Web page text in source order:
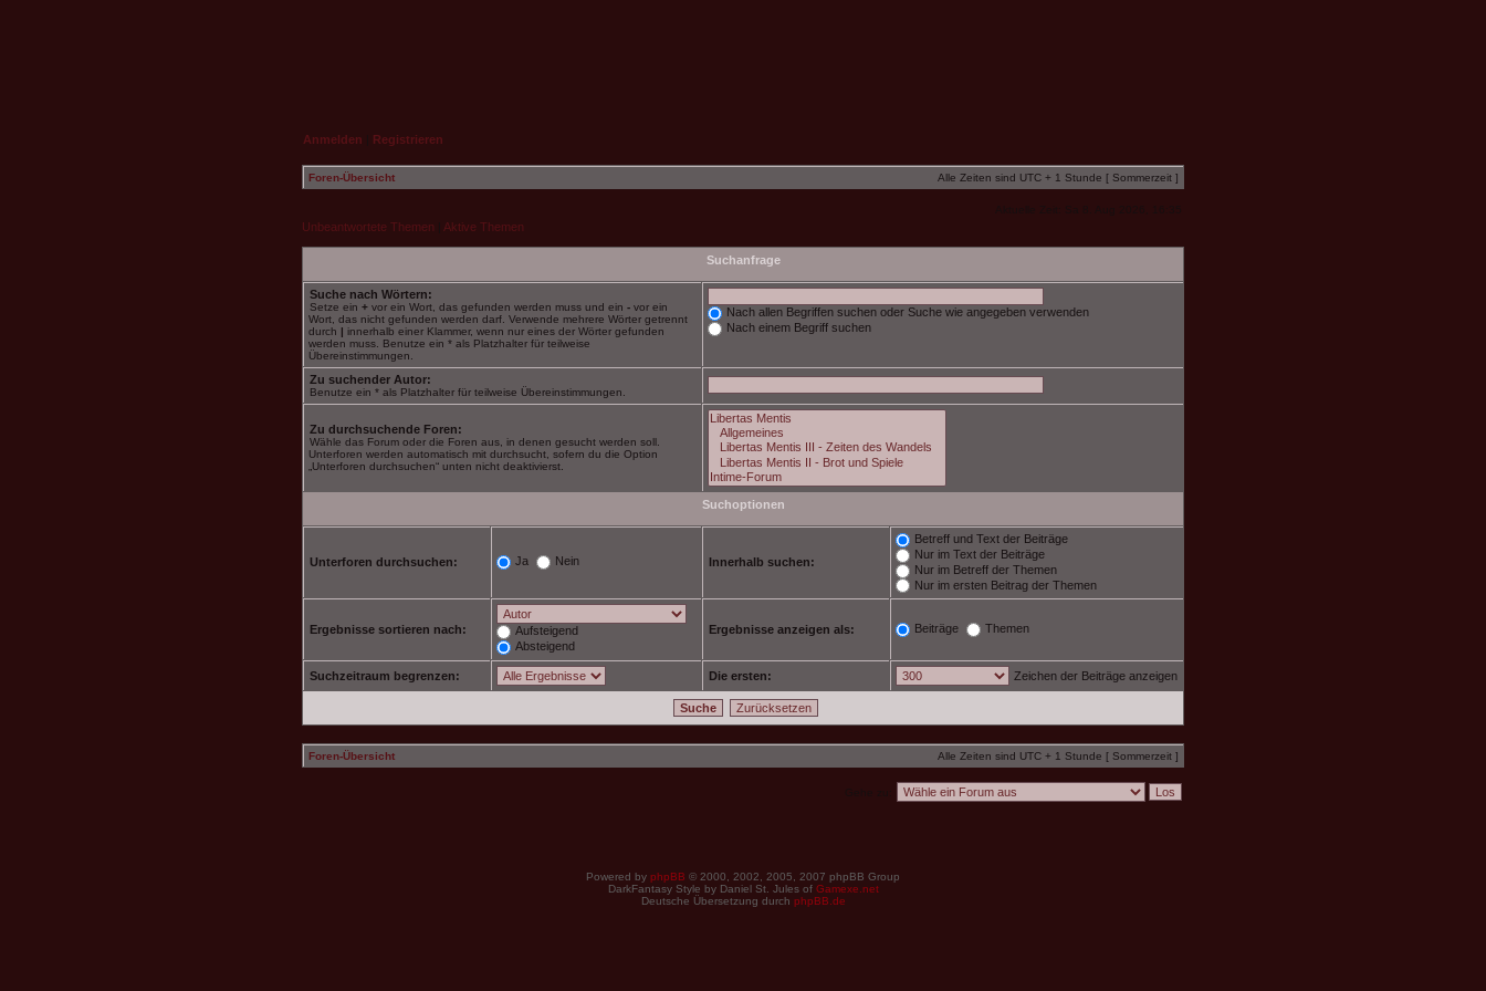
Anmelden Registrieren
Foren-Übersicht Alle Zeiten sind UTC + 1 Stunde [ Sommerzeit ]
Unbeantwortete Themen Aktive Themen
Suchanfrage
Suche nach Wörtern:
Setze ein + vor ein Wort, das gefunden werden muss und ein - vor ein
Wort, das nicht gefunden werden darf. Verwende mehrere Wörter getrennt
durch | innerhalb einer Klammer, wenn nur eines der Wörter gefunden
werden muss. Benutze ein * als Platzhalter für teilweise
Übereinstimmungen.
Nach allen Begriffen suchen oder Suche wie angegeben verwenden
Nach einem Begriff suchen
Zu suchender Autor:
Benutze ein * als Platzhalter für teilweise Übereinstimmungen.
Zu durchsuchende Foren:
Wähle das Forum oder die Foren aus, in denen gesucht werden soll.
Unterforen werden automatisch mit durchsucht, sofern du die Option
„Unterforen durchsuchen“ unten nicht deaktivierst.
Suchoptionen
Unterforen durchsuchen: Ja Nein Innerhalb suchen:
Betreff und Text der Beiträge
Nur im Text der Beiträge
Nur im Betreff der Themen
Nur im ersten Beitrag der Themen
Ergebnisse sortieren nach:
Aufsteigend
Absteigend
Ergebnisse anzeigen als: Beiträge Themen
Suchzeitraum begrenzen: Die ersten: Zeichen der Beiträge anzeigen
Foren-Übersicht Alle Zeiten sind UTC + 1 Stunde [ Sommerzeit ]
Powered by phpBB © 2000, 2002, 2005, 2007 phpBB Group
DarkFantasy Style by Daniel St. Jules of Gamexe.net
Deutsche Übersetzung durch phpBB.de